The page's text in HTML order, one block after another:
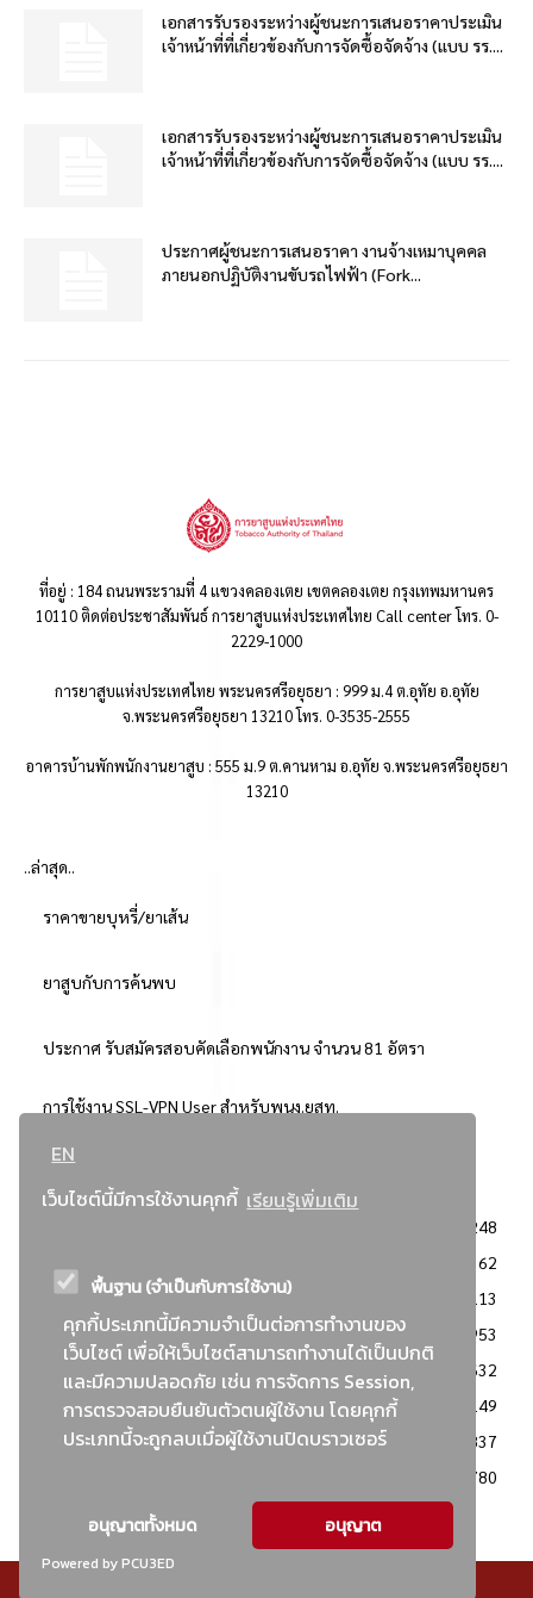
EN
เว็บไซต์นี้มีการใช้งานคุกกี้ เรียนรู้เพิ่มเติม
พื้นฐาน (จำเป็นกับการใช้งาน)
คุกกี้ประเภทนี้มีความจำเป็นต่อการทำงานของ
เว็บไซต์ เพื่อให้เว็บไซต์สามารถทำงานได้เป็นปกติ
และมีความปลอดภัย เช่น การจัดการ Session,
การตรวจสอบยืนยันตัวตนผู้ใช้งาน โดยคุกกี้
ประเภทนี้จะถูกลบเมื่อผู้ใช้งานปิดบราวเซอร์
อนุญาตทั้งหมด อนุญาต
Powered by PCU3ED
เอกสารรับรองระหว่างผู้ชนะการเสนอราคาประเมิน
เจ้าหน้าที่ที่เกี่ยวข้องกับการจัดซื้อจัดจ้าง (แบบ รร....
เอกสารรับรองระหว่างผู้ชนะการเสนอราคาประเมิน
เจ้าหน้าที่ที่เกี่ยวข้องกับการจัดซื้อจัดจ้าง (แบบ รร....
ประกาศผู้ชนะการเสนอราคา งานจ้างเหมาบุคคล
ภายนอกปฏิบัติงานขับรถไฟฟ้า (Fork...
ที่อยู่ : 184 ถนนพระรามที่ 4 แขวงคลองเตย เขตคลองเตย กรุงเทพมหานคร
10110 ติดต่อประชาสัมพันธ์ การยาสูบแห่งประเทศไทย Call center โทร. 0-
2229-1000
การยาสูบแห่งประเทศไทย พระนครศรีอยุธยา : 999 ม.4 ต.อุทัย อ.อุทัย
จ.พระนครศรีอยุธยา 13210 โทร. 0-3535-2555
อาคารบ้านพักพนักงานยาสูบ : 555 ม.9 ต.คานหาม อ.อุทัย จ.พระนครศรีอยุธยา
13210
..ล่าสุด..
ราคาขายบุหรี่/ยาเส้น
ยาสูบกับการค้นพบ
ประกาศ รับสมัครสอบคัดเลือกพนักงาน จำนวน 81 อัตรา
การใช้งาน SSL-VPN User สำหรับพนง.ยสท.
..ยอดนิยม..
3248
2362
: วิธีเฉพาะเจาะจง
2113
ข่าวสาร/ประกาศ
1953
: เอกสารส่งเสริมความโปร่งใสในการจัดซื้อจัดจ้าง
1632
ข่าวสารจัดซื้อจัดจ้าง
1149
: แผนการจัดซื้อจัดจ้าง
837
780